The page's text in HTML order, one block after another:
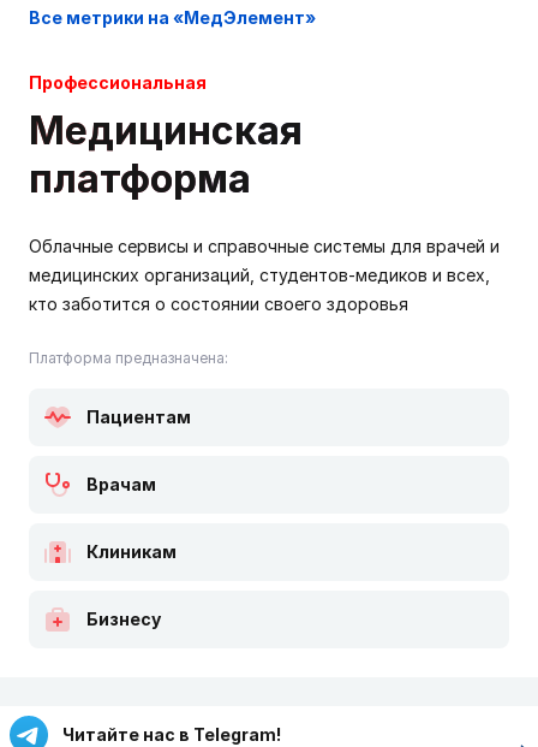
Все метрики на «МедЭлемент»
Профессиональная
Медицинская
платформа
Облачные сервисы и справочные системы для врачей и
медицинских организаций, студентов-медиков и всех,
кто заботится о состоянии своего здоровья
Платформа предназначена:
Пациентам
Врачам
Клиникам
Бизнесу
Читайте нас в Telegram!